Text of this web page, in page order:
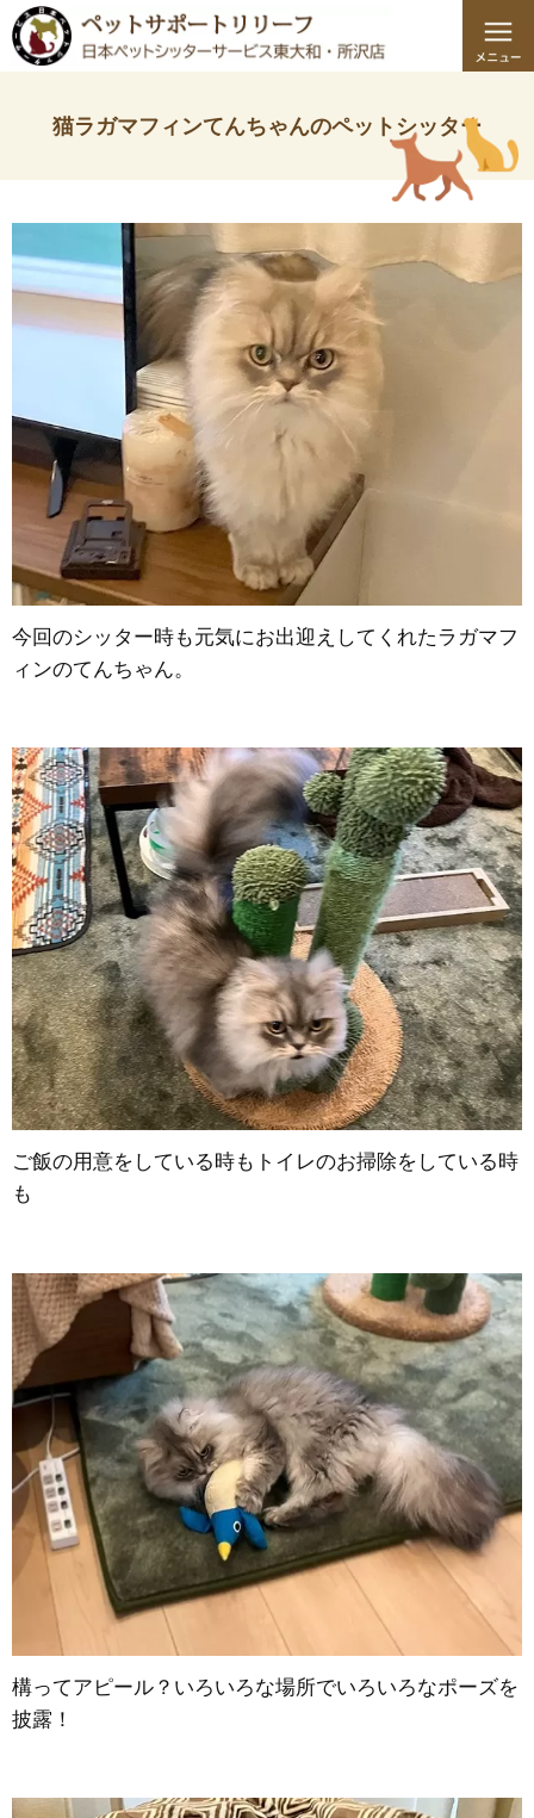
猫ラガマフィンてんちゃんのペットシッター
今回のシッター時も元気にお出迎えしてくれたラガマフ
ィンのてんちゃん。
ご飯の用意をしている時もトイレのお掃除をしている時
も
構ってアピール？いろいろな場所でいろいろなポーズを
披露！